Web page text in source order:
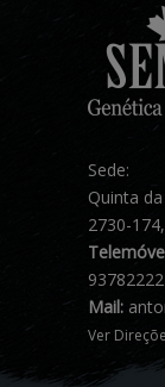
Sede:
Quinta
2730-
Mail:
Ver